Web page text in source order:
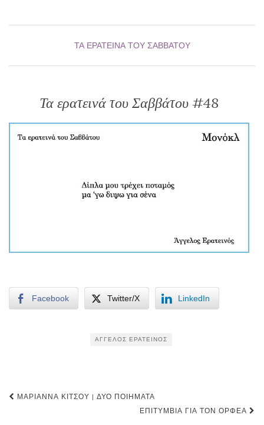
ΤΑ ΕΡΑΤΕΙΝΆ ΤΟΥ ΣΑΒΒΆΤΟΥ
Τα ερατεινά του Σαββάτου #48
Facebook Twitter/X LinkedIn
ΆΓΓΕΛΟΣ ΕΡΑΤΕΙΝΌΣ
Post
ΜΑΡΙΆΝΝΑ ΚΊΤΣΟΥ | ΔΎΟ ΠΟΙΉΜΑΤΑ
ΕΠΙΤΎΜΒΙΑ ΓΙΑ ΤΟΝ ΟΡΦΈΑ